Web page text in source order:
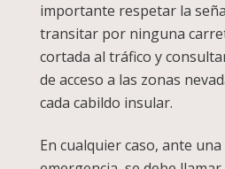
importante respetar la
transitar por ninguna
cortada al tráfico y
de acceso a las zonas
cada cabildo insular.
En cualquier caso, ante